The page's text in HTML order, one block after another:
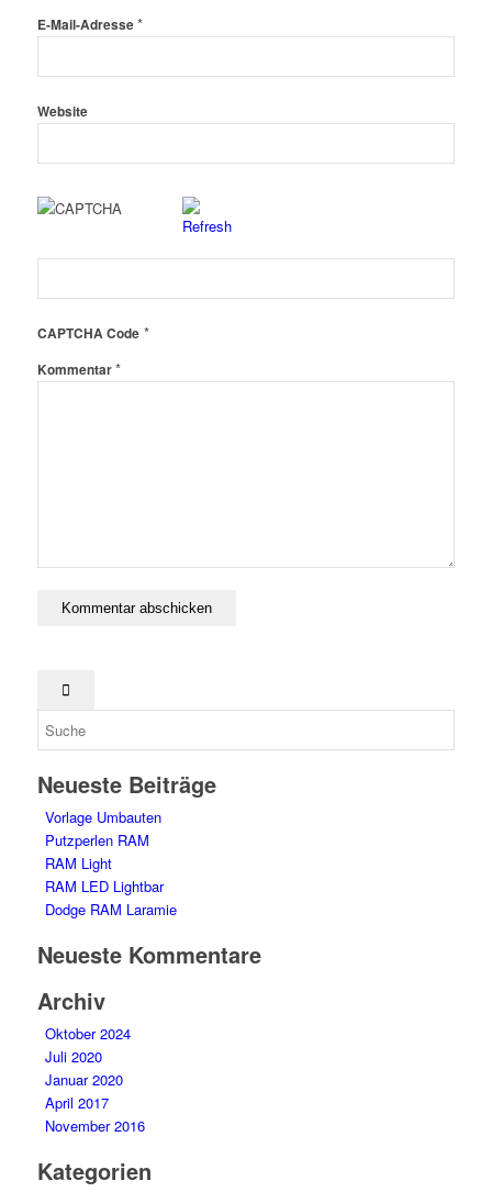
E-Mail-Adresse*
Website
CAPTCHA Code*
Kommentar*
Neueste Beiträge
Vorlage Umbauten
Putzperlen RAM
RAM Light
RAM LED Lightbar
Dodge RAM Laramie
Neueste Kommentare
Archiv
Oktober 2024
Juli 2020
Januar 2020
April 2017
November 2016
Kategorien